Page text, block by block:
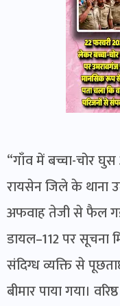
“गाँव में बच्चा-चोर
रायसेन जिले के थाना
अफवाह तेजी से फैल
डायल–112 पर सूचना
संदिग्ध व्यक्ति से
बीमार पाया गया।